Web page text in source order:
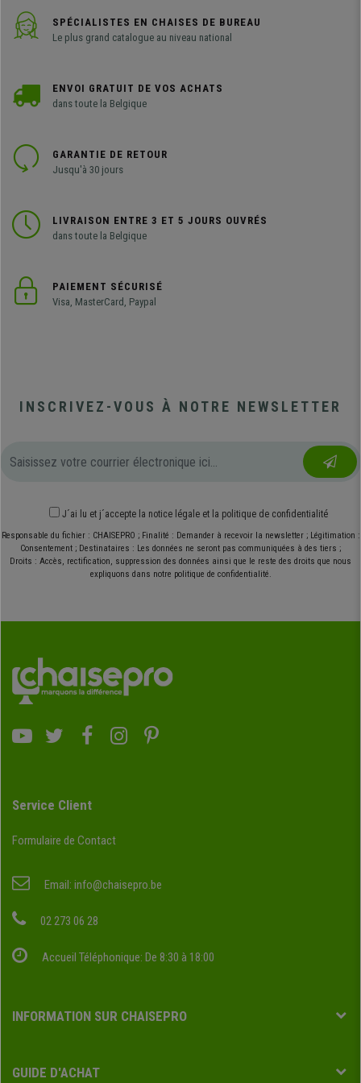
SPÉCIALISTES EN CHAISES DE BUREAU
Le plus grand catalogue au niveau national
ENVOI GRATUIT DE VOS ACHATS
dans toute la Belgique
GARANTIE DE RETOUR
Jusqu'à 30 jours
LIVRAISON ENTRE 3 ET 5 JOURS OUVRÉS
dans toute la Belgique
PAIEMENT SÉCURISÉ
Visa, MasterCard, Paypal
INSCRIVEZ-VOUS À NOTRE NEWSLETTER
J´ai lu et j´accepte la notice légale et la politique de confidentialité
Responsable du fichier : CHAISEPRO ; Finalité : Demander à recevoir la newsletter ; Légitimation :
Consentement ; Destinataires : Les données ne seront pas communiquées à des tiers ;
Droits : Accès, rectification, suppression des données ainsi que le reste des droits que nous
expliquons dans notre politique de confidentialité.
Service Client
Formulaire de Contact
Email: info@chaisepro.be
02 273 06 28
Accueil Téléphonique: De 8:30 à 18:00
INFORMATION SUR CHAISEPRO
GUIDE D'ACHAT